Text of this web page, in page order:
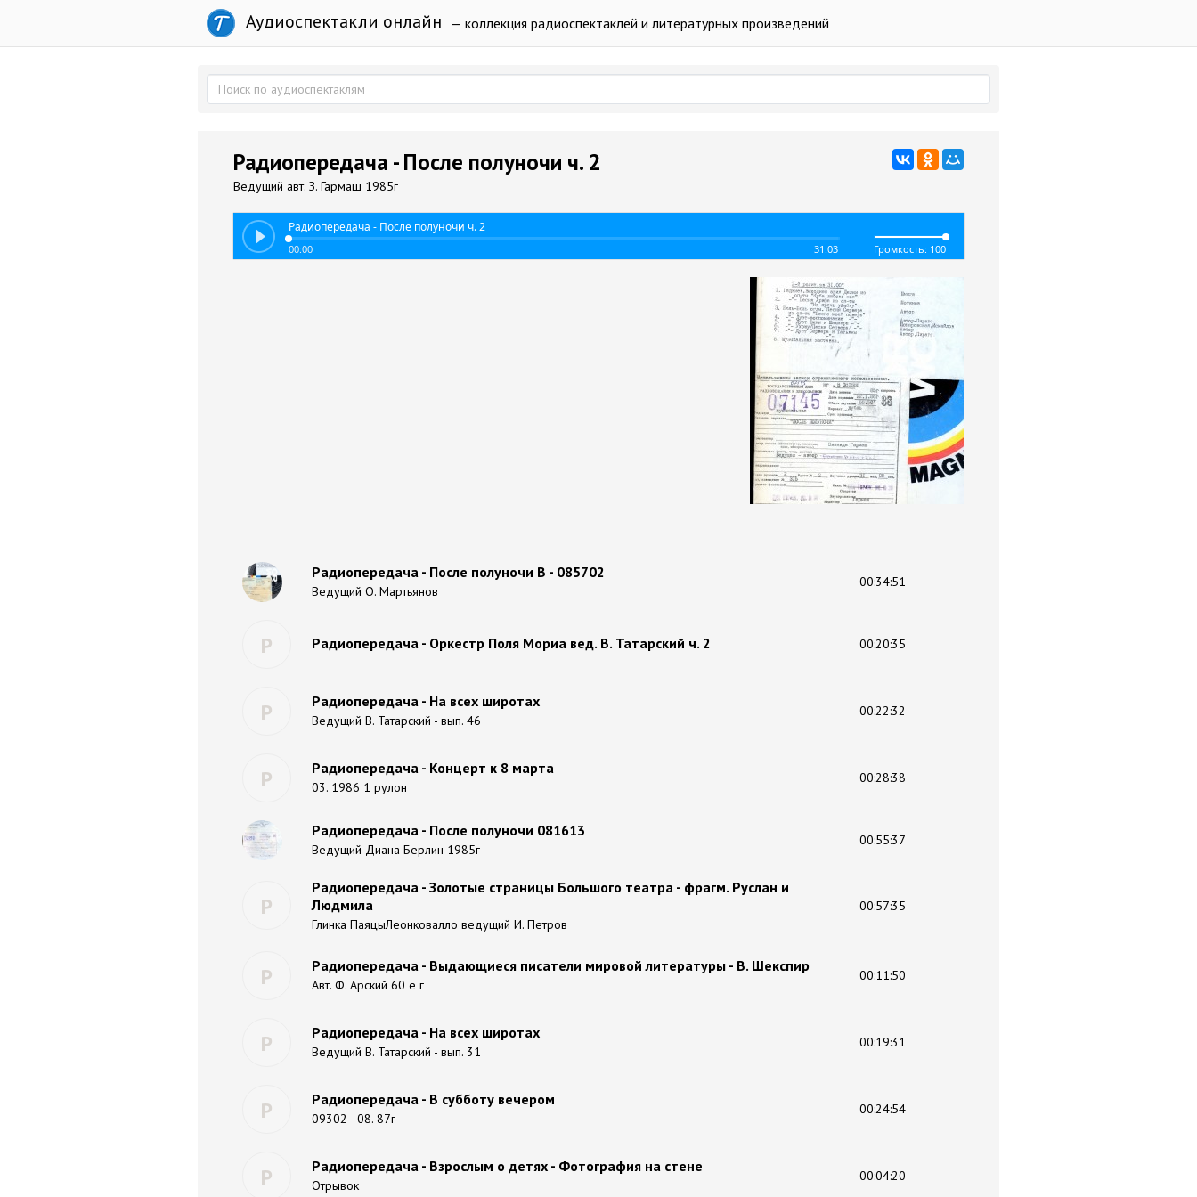
Аудиоспектакли онлайн — коллекция радиоспектаклей и литературных произведений
Радиопередача - После полуночи ч. 2
Ведущий авт. З. Гармаш 1985г
Радиопередача - После полуночи ч. 2
00:00 31:03 Громкость: 100
Радиопередача - После полуночи В - 085702
Ведущий О. Мартьянов
00:34:51
Р Радиопередача - Оркестр Поля Мориа вед. В. Татарский ч. 2 00:20:35
Р Радиопередача - На всех широтах
Ведущий В. Татарский - вып. 46
00:22:32
Р Радиопередача - Концерт к 8 марта
03. 1986 1 рулон
00:28:38
Радиопередача - После полуночи 081613
Ведущий Диана Берлин 1985г
00:55:37
Р
Радиопередача - Золотые страницы Большого театра - фрагм. Руслан и
Людмила
Глинка ПаяцыЛеонковалло ведущий И. Петров
00:57:35
Р Радиопередача - Выдающиеся писатели мировой литературы - В. Шекспир
Авт. Ф. Арский 60 е г
00:11:50
Р Радиопередача - На всех широтах
Ведущий В. Татарский - вып. 31
00:19:31
Р Радиопередача - В субботу вечером
09302 - 08. 87г
00:24:54
Р Радиопередача - Взрослым о детях - Фотография на стене
Отрывок
00:04:20